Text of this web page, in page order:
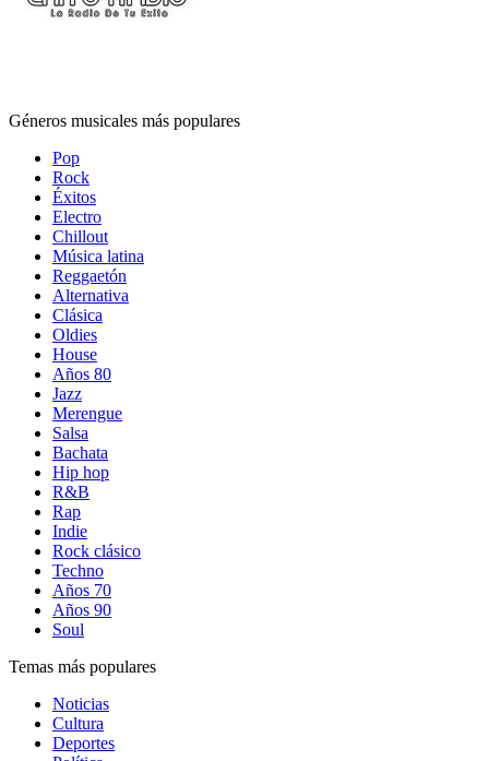
Géneros musicales más populares
Pop
Rock
Éxitos
Electro
Chillout
Música latina
Reggaetón
Alternativa
Clásica
Oldies
House
Años 80
Jazz
Merengue
Salsa
Bachata
Hip hop
R&B
Rap
Indie
Rock clásico
Techno
Años 70
Años 90
Soul
Temas más populares
Noticias
Cultura
Deportes